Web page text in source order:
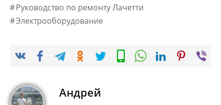
Руководство по ремонту Лачетти
Электрооборудование
Андрей